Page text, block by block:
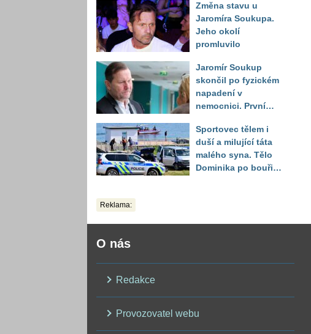
Změna stavu u
Jaromíra Soukupa.
Jeho okolí
promluvilo
Jaromír Soukup
skončil po fyzickém
napadení v
nemocnici. První
Sportovec tělem i
duší a milující táta
malého syna. Tělo
Dominika po bouři
Reklama:
O nás
Redakce
Provozovatel webu